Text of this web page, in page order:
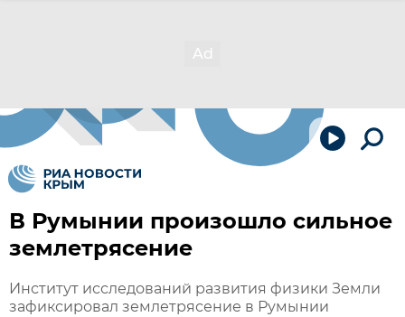
В Румынии произошло сильное
землетрясение
Институт исследований развития физики Земли
зафиксировал землетрясение в Румынии